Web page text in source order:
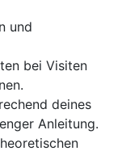
und
bei Visiten
deines
Anleitung.